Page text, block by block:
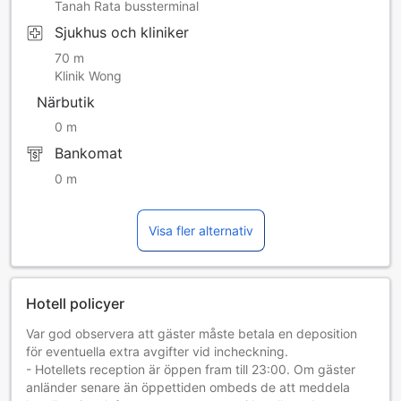
Tanah Rata bussterminal
Sjukhus och kliniker
70 m
Klinik Wong
Närbutik
0 m
Bankomat
0 m
Visa fler alternativ
Hotell policyer
Var god observera att gäster måste betala en deposition
för eventuella extra avgifter vid incheckning.
- Hotellets reception är öppen fram till 23:00. Om gäster
anländer senare än öppettiden ombeds de att meddela